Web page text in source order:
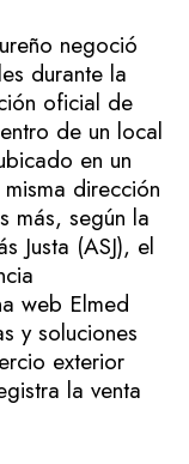
negoció
durante la
oficial de
de un local
en un
dirección
más, según la
Justa (ASJ), el
web Elmed
y soluciones
exterior
la venta